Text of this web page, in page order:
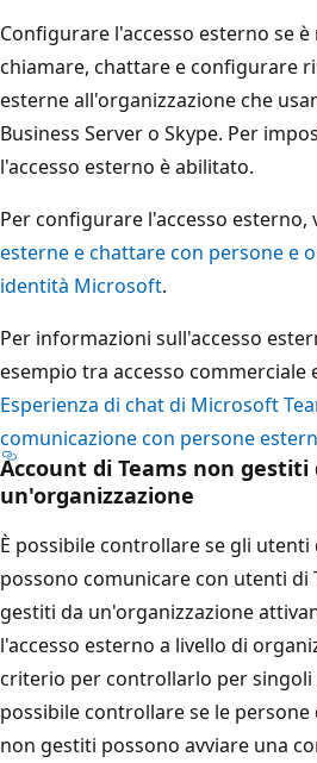
Configurare l'accesso esterno se
chiamare, chattare e configurare
esterne all'organizzazione che
Business Server o Skype. Per
l'accesso esterno è abilitato.
Per configurare l'accesso esterno,
esterne e chattare con persone e
identità Microsoft.
Per informazioni sull'accesso
esempio tra accesso commerciale
Esperienza di chat di Microsoft
comunicazione con persone
Account di Teams non gestiti
un'organizzazione
È possibile controllare se gli
possono comunicare con utenti di
gestiti da un'organizzazione
l'accesso esterno a livello di
criterio per controllarlo per singoli
possibile controllare se le persone
non gestiti possono avviare una